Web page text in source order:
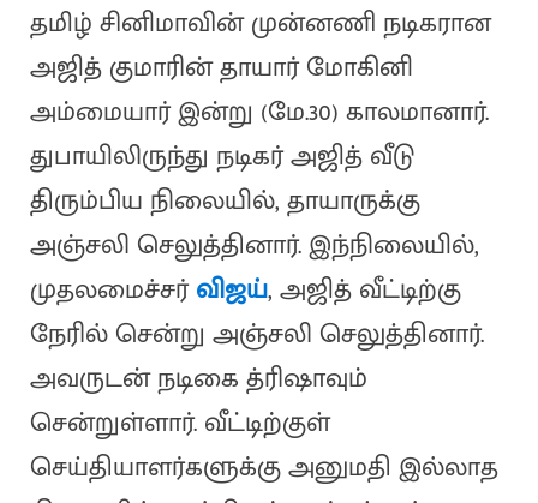
தமிழ் சினிமாவின் முன்னணி நடிகரான
அஜித் குமாரின் தாயார் மோகினி
அம்மையார் இன்று (மே.30) காலமானார்.
துபாயிலிருந்து நடிகர் அஜித் வீடு
திரும்பிய நிலையில், தாயாருக்கு
அஞ்சலி செலுத்தினார். இந்நிலையில்,
முதலமைச்சர்விஜய், அஜித் வீட்டிற்கு
நேரில் சென்று அஞ்சலி செலுத்தினார்.
அவருடன் நடிகை த்ரிஷாவும்
சென்றுள்ளார். வீட்டிற்குள்
செய்தியாளர்களுக்கு அனுமதி இல்லாத